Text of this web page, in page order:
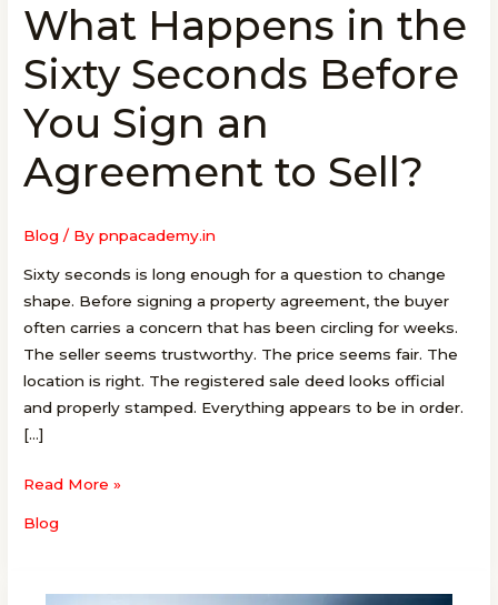
What Happens in the
Sixty Seconds Before
You Sign an
Agreement to Sell?
Blog / Bypnpacademy.in
Sixty seconds is long enough for a question to change
shape. Before signing a property agreement, the buyer
often carries a concern that has been circling for weeks.
The seller seems trustworthy. The price seems fair. The
location is right. The registered sale deed looks official
and properly stamped. Everything appears to be in order.
[…]
What
Happens
in
the
Sixty
Before
Sign
Agreement
to
Sell?
Read More »
Blog